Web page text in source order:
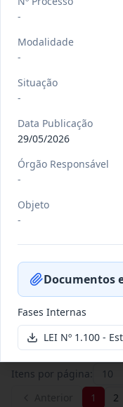
-/-
Data:
-/-
-
Data:01/07/2026
Itens por página: 10
1 2
-
Modalidade
-
Situação
-
Data Publicação
29/05/2026
Órgão Responsável
-
Objeto
-
Documentos
Fases Internas
LEI Nº 1.100 -